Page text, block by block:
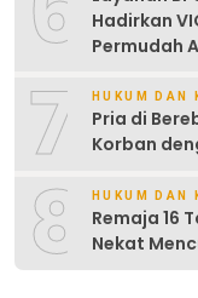
Hadirkan
Permudah
7 HUKUM DAN
Pria di
Korban
8 HUKUM DAN
Remaja 16
Nekat